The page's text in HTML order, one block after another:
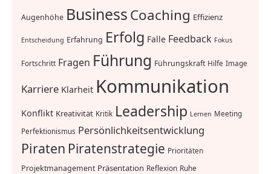
Augenhöhe BusinessCoaching Effizienz
Entscheidung Erfahrung Erfolg Falle Feedback Fokus
Fortschritt Fragen Führung Führungskraft Hilfe Image
Karriere Klarheit Kommunikation
Konflikt Kreativität Kritik Leadership Lernen Meeting
Perfektionismus Persönlichkeitsentwicklung
Piraten Piratenstrategie Prioritäten
Projektmanagement Präsentation Reflexion Ruhe